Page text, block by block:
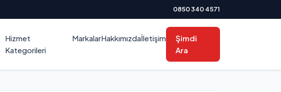
0850 340 4571
Hizmet
Kategorileri
MarkalarHakkımızdaİletişim
Şimdi
Ara